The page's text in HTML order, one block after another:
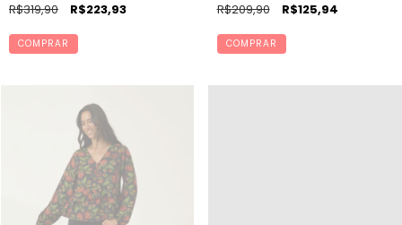
R$319,90 R$223,93
COMPRAR
R$209,90 R$125,94
COMPRAR